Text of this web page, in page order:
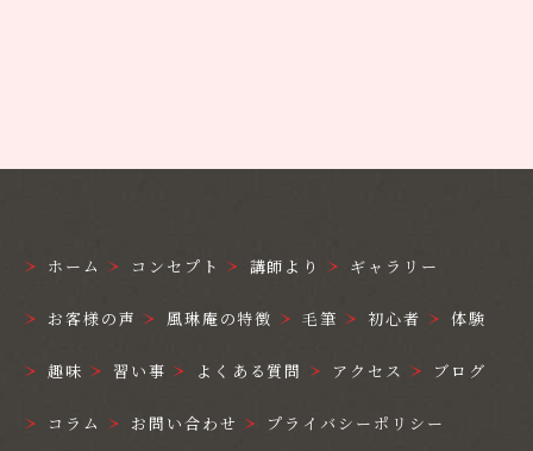
ホーム コンセプト 講師より ギャラリー
お客様の声 風琳庵の特徴 毛筆 初心者 体験
趣味 習い事 よくある質問 アクセス ブログ
コラム お問い合わせ プライバシーポリシー